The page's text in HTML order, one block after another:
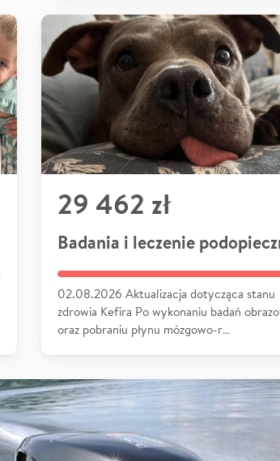
29 462 zł
02.08.2026 Aktualizacja dotycząca stanu
zdrowia Kefira Po wykonaniu badań
oraz pobraniu płynu mózgowo-r…